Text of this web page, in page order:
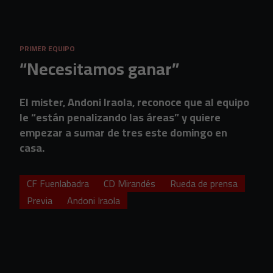
PRIMER EQUIPO
“Necesitamos ganar”
El mister, Andoni Iraola, reconoce que al equipo
le “están penalizando las áreas” y quiere
empezar a sumar de tres este domingo en
casa.
CF Fuenlabadra CD Mirandés
Rueda de prensa
Previa
Andoni Iraola